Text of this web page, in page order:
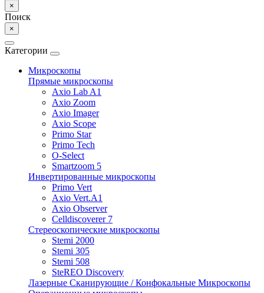
×
Поиск
×
Категории
Микроскопы
Прямые микроскопы
Axio Lab A1
Axio Zoom
Axio Imager
Axio Scope
Primo Star
Primo Tech
O-Select
Smartzoom 5
Инвертированные микроскопы
Primo Vert
Axio Vert.A1
Axio Observer
Celldiscoverer 7
Стереоскопические микроскопы
Stemi 2000
Stemi 305
Stemi 508
SteREO Discovery
Лазерные Сканирующие / Конфокальные Микроскопы